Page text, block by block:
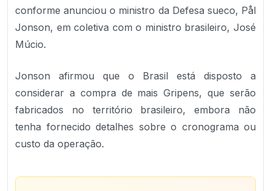
conforme anunciou o ministro da Defesa sueco, Pål
Jonson, em coletiva com o ministro brasileiro, José
Múcio.
Jonson afirmou que o Brasil está disposto a
considerar a compra de mais Gripens, que serão
fabricados no território brasileiro, embora não
tenha fornecido detalhes sobre o cronograma ou
custo da operação.